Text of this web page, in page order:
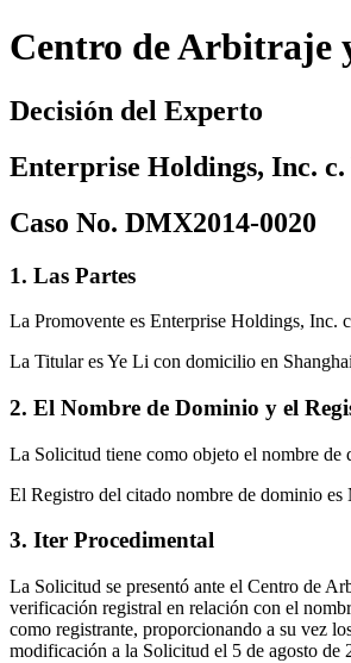
Centro de Arbitraje
Decisión del Experto
Enterprise Holdings, Inc. c.
Caso No. DMX2014-0020
1. Las Partes
La Promovente es Enterprise Holdings, Inc.
La Titular es Ye Li con domicilio en
2. El Nombre de Dominio y el
La Solicitud tiene como objeto el nombre de
El Registro del citado nombre de dominio
3. Iter Procedimental
La Solicitud se presentó ante el Centro de
verificación registral en relación con el
como registrante, proporcionando a su vez
modificación a la Solicitud el 5 de agosto de